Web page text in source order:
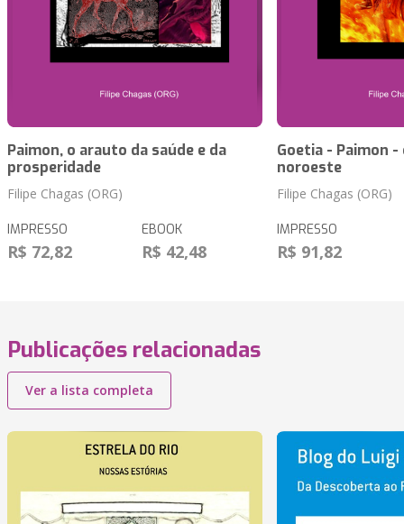
Paimon, o arauto da saúde e da
prosperidade
Filipe Chagas (ORG)
IMPRESSO
R$ 72,82
EBOOK
R$ 42,48
Goetia - Paimon
noroeste
Filipe Chagas (ORG)
IMPRESSO
R$ 91,82
Publicações relacionadas
Ver a lista completa